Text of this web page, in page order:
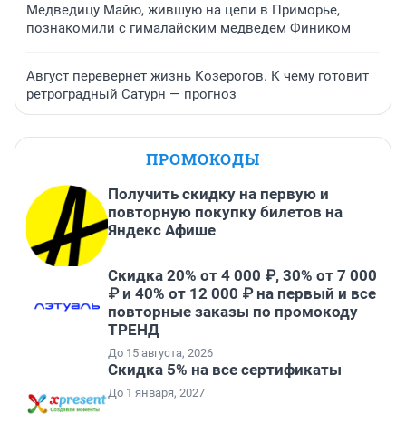
Медведицу Майю, жившую на цепи в Приморье,
познакомили с гималайским медведем Фиником
Август перевернет жизнь Козерогов. К чему готовит
ретроградный Сатурн — прогноз
ПРОМОКОДЫ
Получить скидку на первую и
повторную покупку билетов на
Яндекс Афише
Скидка 20% от 4 000 ₽, 30% от 7 000
₽ и 40% от 12 000 ₽ на первый и все
повторные заказы по промокоду
ТРЕНД
До 15 августа, 2026
Скидка 5% на все сертификаты
До 1 января, 2027